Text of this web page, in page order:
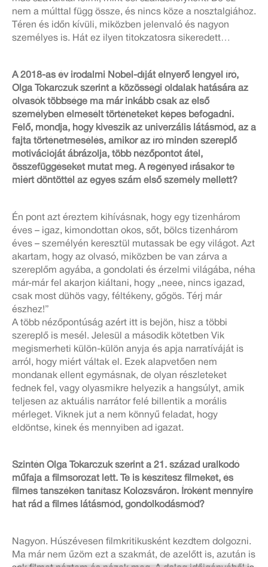
nem a múlttal függ össze, és nincs köze a nosztalgiához.
Téren és időn kívüli, miközben jelenvaló és nagyon
személyes is. Hát ez ilyen titokzatosra sikeredett…
A 2018-as év irodalmi Nobel-díját elnyerő lengyel író,
Olga Tokarczuk szerint a közösségi oldalak hatására az
olvasók többsége ma már inkább csak az első
személyben elmesélt történeteket képes befogadni.
Félő, mondja, hogy kiveszik az univerzális látásmód, az a
fajta történetmesélés, amikor az író minden szereplő
motivációját ábrázolja, több nézőpontot átél,
összefüggéseket mutat meg. A regényed írásakor te
miért döntöttél az egyes szám első személy mellett?
Én pont azt éreztem kihívásnak, hogy egy tizenhárom
éves – igaz, kimondottan okos, sőt, bölcs tizenhárom
éves – személyén keresztül mutassak be egy világot. Azt
akartam, hogy az olvasó, miközben be van zárva a
szereplőm agyába, a gondolati és érzelmi világába, néha
már-már fel akarjon kiáltani, hogy „neee, nincs igazad,
csak most dühös vagy, féltékeny, gőgös. Térj már
észhez!”
A több nézőpontúság azért itt is bejön, hisz a többi
szereplő is mesél. Jelesül a második kötetben Vik
megismerheti külön-külön anyja és apja narratíváját is
arról, hogy miért váltak el. Ezek alapvetően nem
mondanak ellent egymásnak, de olyan részleteket
fednek fel, vagy olyasmikre helyezik a hangsúlyt, amik
teljesen az aktuális narrátor felé billentik a morális
mérleget. Viknek jut a nem könnyű feladat, hogy
eldöntse, kinek és mennyiben ad igazat.
Szintén Olga Tokarczuk szerint a 21. század uralkodó
műfaja a filmsorozat lett. Te is készítesz filmeket, és
filmes tanszéken tanítasz Kolozsváron. Íróként mennyire
hat rád a filmes látásmód, gondolkodásmód?
Nagyon. Húszévesen filmkritikusként kezdtem dolgozni.
Ma már nem űzöm ezt a szakmát, de azelőtt is, azután is